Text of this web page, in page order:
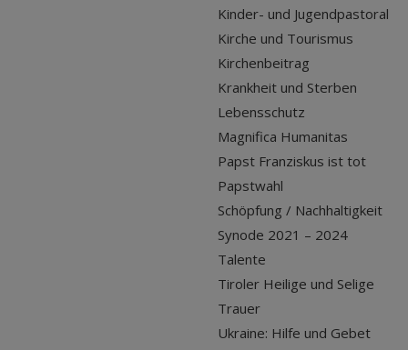
Kinder- und Jugendpastoral
Kirche und Tourismus
Kirchenbeitrag
Krankheit und Sterben
Lebensschutz
Magnifica Humanitas
Papst Franziskus ist tot
Papstwahl
Schöpfung / Nachhaltigkeit
Synode 2021 – 2024
Talente
Tiroler Heilige und Selige
Trauer
Ukraine: Hilfe und Gebet